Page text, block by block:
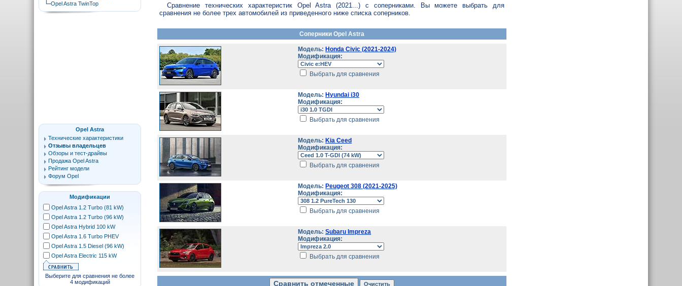
Сравнение технических характеристик Opel Astra (2021...) с соперниками. Вы можете выбрать для
сравнения не более трех автомобилей из приведенного ниже списка соперников.
Соперники Opel Astra
Модель: Honda Civic (2021-2024)
Модификация:
Выбрать для сравнения
Модель: Hyundai i30
Модификация:
Выбрать для сравнения
Модель: Kia Ceed
Модификация:
Выбрать для сравнения
Модель: Peugeot 308 (2021-2025)
Модификация:
Выбрать для сравнения
Модель:Subaru Impreza
Модификация:
Выбрать для сравнения
Opel Astra TwinTop
Opel Astra
Технические характеристики
Отзывы владельцев
Обзоры и тест-драйвы
Продажа Opel Astra
Рейтинг модели
Форум Opel
Модификации
Opel Astra 1.2 Turbo (81 kW)
Opel Astra 1.2 Turbo (96 kW)
Opel Astra Hybrid 100 kW
Opel Astra 1.6 Turbo PHEV
Opel Astra 1.5 Diesel (96 kW)
Opel Astra Electric 115 kW
Выберите для сравнения не более
4 модификаций